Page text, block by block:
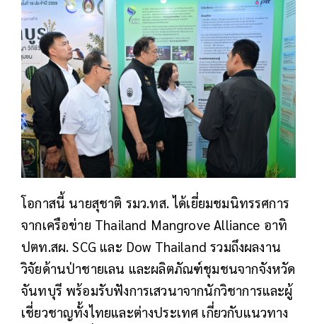
โอกาสนี้ นายสุชาติ รมว.ทส. ได้เยี่ยมชมนิทรรศการ
จากเครือข่าย Thailand Mangrove Alliance อาทิ
ปตท.สผ. SCG และ Dow Thailand รวมถึงผลงาน
วิจัยด้านป่าชายเลน และผลิตภัณฑ์ชุมชนจากจังหวัด
จันทบุรี พร้อมรับฟังการเสวนาจากนักวิชาการและผู้
เชี่ยวชาญทั้งไทยและต่างประเทศ เกี่ยวกับแนวทาง